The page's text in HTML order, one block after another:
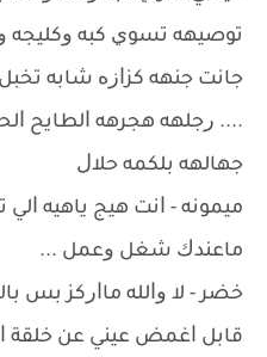
ﺗﻮﺻﻴﻬﻪ ﺗﺴﻮﻱ ﻛﺒﻪ ﻭﻛﻠﻴﺠﻪ
ﺟﺎﻧﺖ ﺟﻨﻬﻪ ﻛﺰﺍﺯﻩ ﺷﺎﺑﻪ
.... ﺭﺟﻠﻬﻪ ﻫﺠﺮﻫﻪ ﺍﻟﻄﺎﻳﺢ
ﺟﻬﺎﻟﻬﻪ ﺑﻠﻜﻤﻪ ﺣﻼﻝ
ﻣﻴﻤﻮﻧﻪ - ﺍﻧﺖ ﻫﻴﺞ ﻳﺎﻫﻴﻪ
ﻣﺎﻋﻨﺪﻙ ﺷﻐﻞ ﻭﻋﻤﻞ ...
ﺧﻀﺮ - ﻻ ﻭﺍﻟﻠﻪ ﻣﺎﺍﺭﻛﺰ ﺑﺲ
ﻗﺎﺑﻞ ﺍﻏﻤﺾ ﻋﻴﻨﻲ ﻋﻦ ﺧﻠﻘﺔ